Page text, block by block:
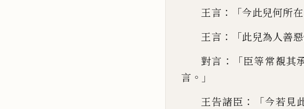
王言 ：「今此兒何所在
王言 ：「此兒為人善
對言 ：「臣等常覩其
言 。」
王告諸臣 ：「今若見